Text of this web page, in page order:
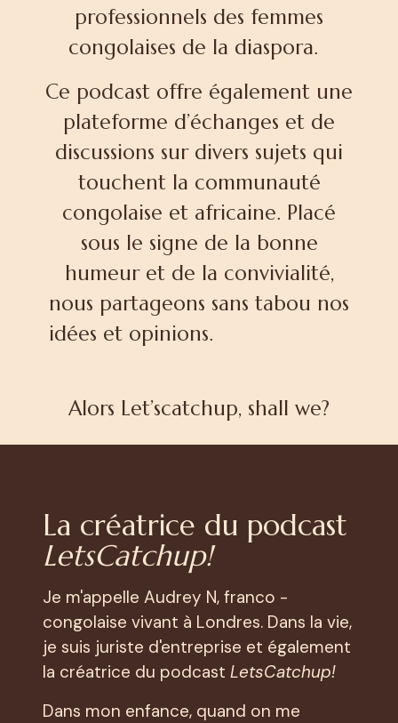
professionnels des femmes
congolaises de la diaspora.
Ce podcast offre également une
plateforme d’échanges et de
discussions sur divers sujets qui
touchent la communauté
congolaise et africaine. Placé
sous le signe de la bonne
humeur et de la convivialité,
nous partageons sans tabou nos
idées et opinions.
Alors Let’scatchup, shall we?
La créatrice du podcast
LetsCatchup!
Je m'appelle Audrey N, franco -
congolaise vivant à Londres. Dans la vie,
je suis juriste d'entreprise et également
la créatrice du podcast LetsCatchup!
Dans mon enfance, quand on me